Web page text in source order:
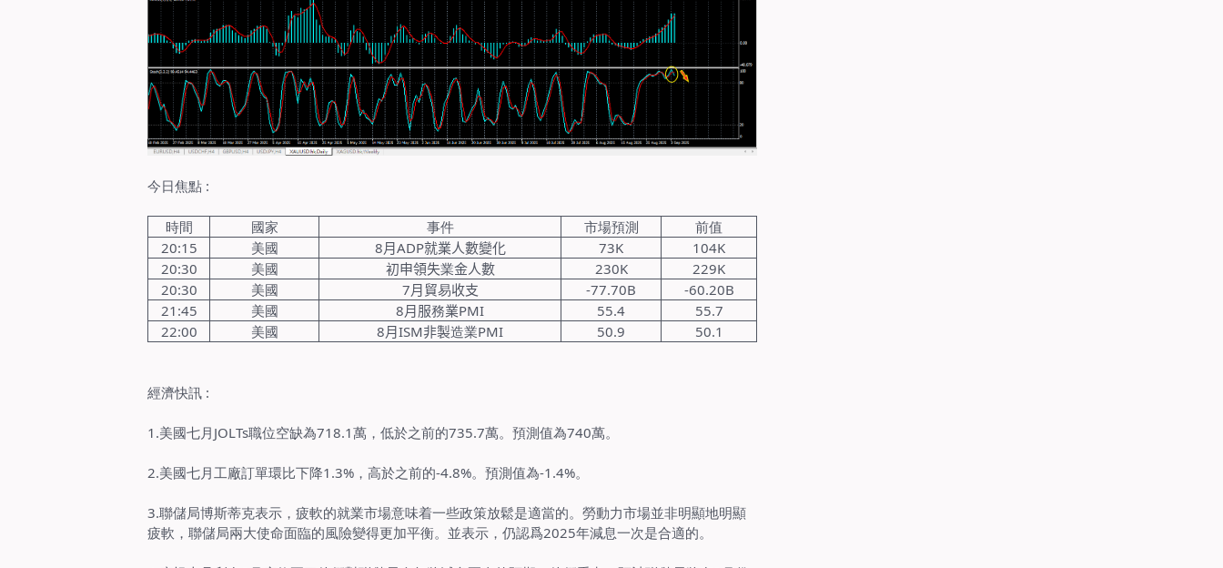
今日焦點 :
時間 國家 事件 市場預測
前值
20:15
美國 8月ADP就業人數變化 73K
104K
20:30
美國 初申領失業金人數 230K
229K
20:30
美國 7月貿易收支 -77.70B
-60.20B
21:45
美國 8月服務業PMI 55.4
55.7
22:00
美國 8月ISM非製造業PMI 50.9 50.1
經濟快訊 :
1.美國七月 JOLTs職位空缺為718.1萬，低於之前的735.7萬。預測值為740萬。
2.美國七月工廠訂單環比下降1.3% ，高於之前的-4.8%。預測值為-1.4%。
3.聯儲局博斯蒂克表示，疲軟的就業市場意味着一些政策放鬆是適當的。勞動力市場並非明顯地明顯
疲軟，聯儲局兩大使命面臨的風險變得更加平衡。並表示，仍認爲2025年減息一次是合適的。